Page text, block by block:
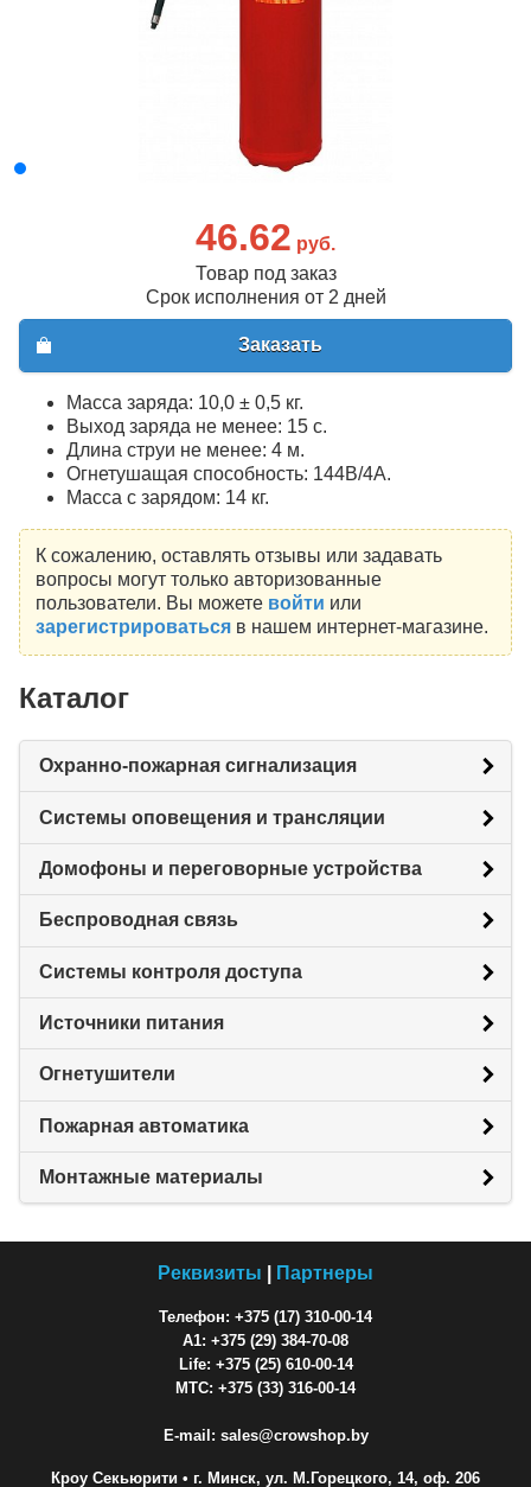
46.62 руб.
Товар под заказ
Срок исполнения от 2 дней
Заказать
Масса заряда: 10,0 ± 0,5 кг.
Выход заряда не менее: 15 с.
Длина струи не менее: 4 м.
Огнетушащая способность: 144В/4А.
Масса с зарядом: 14 кг.
К сожалению, оставлять отзывы или задавать
вопросы могут только авторизованные
пользователи. Вы можете войти или
зарегистрироватьсяв нашем интернет-магазине.
Каталог
Охранно-пожарная сигнализация
Системы оповещения и трансляции
Домофоны и переговорные устройства
Беспроводная связь
Системы контроля доступа
Источники питания
Огнетушители
Пожарная автоматика
Монтажные материалы
Реквизиты Партнеры
Телефон: +375 (17) 310-00-14
A1: +375 (29) 384-70-08
Life: +375 (25) 610-00-14
МТС: +375 (33) 316-00-14
E-mail: sales@crowshop.by
Кроу Секьюрити • г. Минск, ул. М.Горецкого, 14, оф. 206